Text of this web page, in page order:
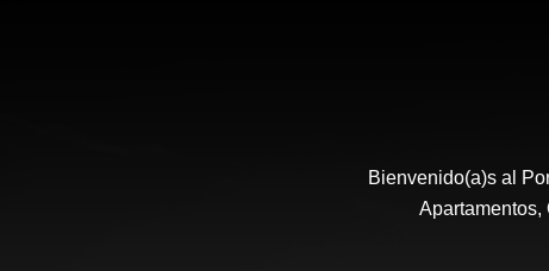
Bienvenido(a)s al
Apartamentos,